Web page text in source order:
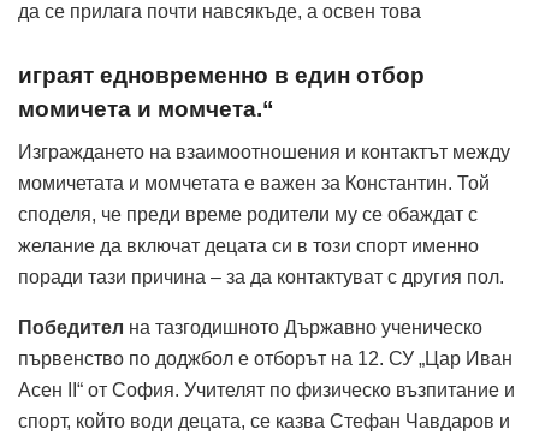
да се прилага почти навсякъде, а освен това
играят едновременно в един отбор
момичета и момчета.“
Изграждането на взаимоотношения и контактът между
момичетата и момчетата е важен за Константин. Той
споделя, че преди време родители му се обаждат с
желание да включат децата си в този спорт именно
поради тази причина – за да контактуват с другия пол.
Победител на тазгодишното Държавно ученическо
първенство по доджбол е отборът на 12. СУ „Цар Иван
Асен II“ от София. Учителят по физическо възпитание и
спорт, който води децата, се казва Стефан Чавдаров и